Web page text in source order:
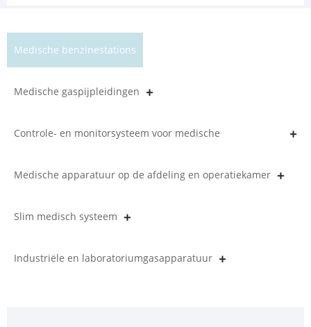
Medische benzinestations
Medische gaspijpleidingen
Controle- en monitorsysteem voor medische
gaspijpleidingen
Medische apparatuur op de afdeling en operatiekamer
Slim medisch systeem
Industriële en laboratoriumgasapparatuur